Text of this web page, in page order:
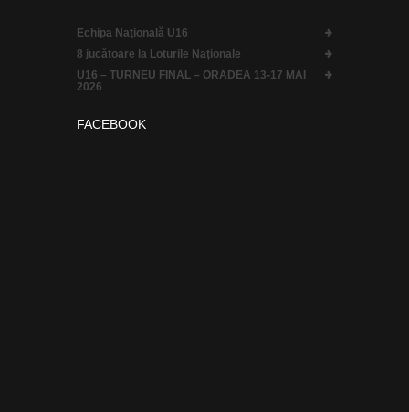
Echipa Naţională U16
8 jucătoare la Loturile Naționale
U16 – TURNEU FINAL – ORADEA 13-17 MAI
2026
FACEBOOK